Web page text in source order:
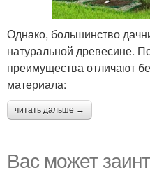
Однако, большинство
натуральной древесине.
преимущества отличают
материала:
читать дальше →
Вас может